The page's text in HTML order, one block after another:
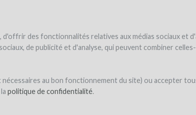
des fonctionnalités relatives aux médias sociaux et
de publicité et d'analyse, qui peuvent combiner
au bon fonctionnement du site) ou accepter
politique de confidentialité.